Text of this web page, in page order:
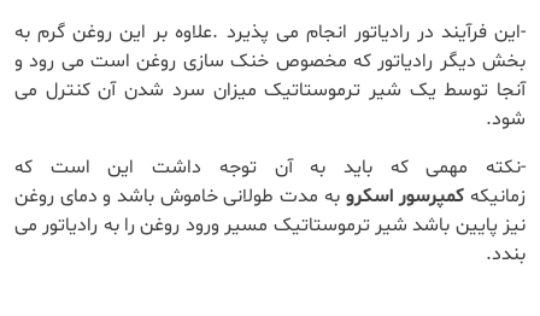
-این فرآیند در رادیاتور انجام می پذیرد .علاوه بر این روغن گرم به
بخش دیگر رادیاتور که مخصوص خنک سازی روغن است می رود و
آنجا توسط یک شیر ترموستاتیک میزان سرد شدن آن کنترل می
شود.
-نکته مهمی که باید به آن توجه داشت این است که
زمانیکه کمپرسور اسکرو به مدت طولانی خاموش باشد و دمای روغن
نیز پایین باشد شیر ترموستاتیک مسیر ورود روغن را به رادیاتور می
بندد.